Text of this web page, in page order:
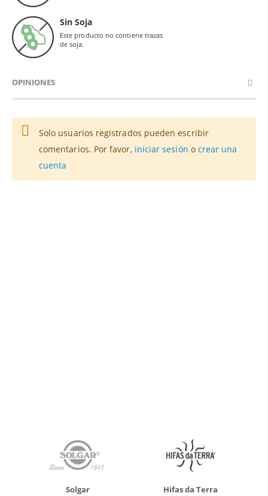
Sin Soja
Este producto no contiene trazas
de soja.
OPINIONES
Solo usuarios registrados pueden escribir
comentarios. Por favor, iniciar sesión o crear una
cuenta
Solgar Hifas da Terra